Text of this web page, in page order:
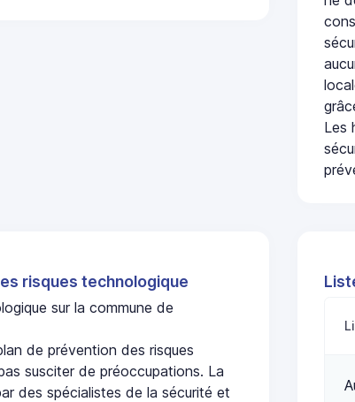
Les
risques technologique
sur la commune de
de prévention des risques
susciter de préoccupations. La
des spécialistes de la sécurité et